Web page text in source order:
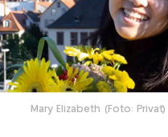
Mary Elizabeth (Foto: Privat)